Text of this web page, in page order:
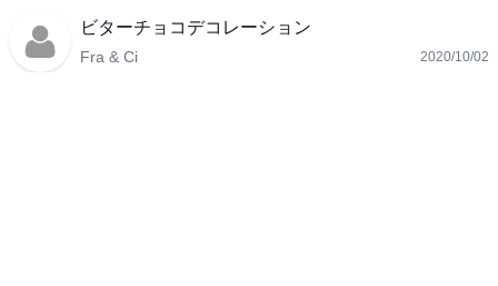
ビターチョコデコレーション
Fra & Ci 2020/10/02